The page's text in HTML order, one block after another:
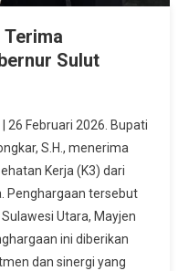
Terima
Sulut
26 Februari 2026. Bupati
S.H., menerima
Kerja (K3) dari
Penghargaan tersebut
Utara, Mayjen
ini diberikan
dan sinergi yang